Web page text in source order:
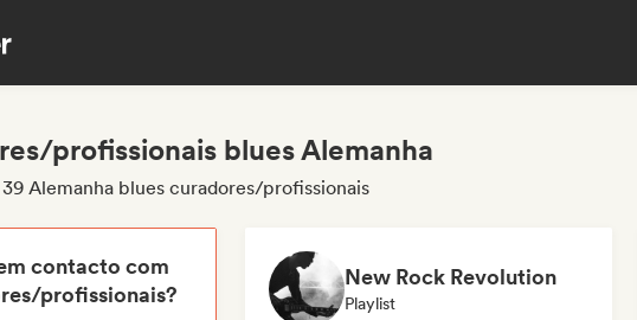
profissionais blues Alemanha
39 Alemanha blues curadores/profissionais
contacto com
profissionais?
New Rock Revolution
Playlist